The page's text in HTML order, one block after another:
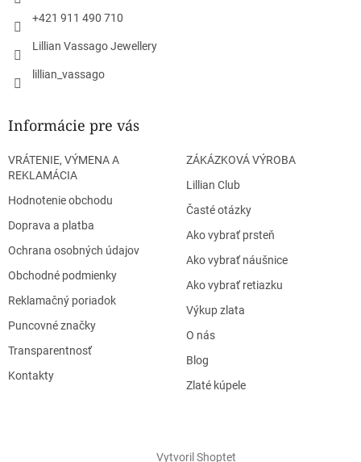
+421 911 490 710
Lillian Vassago Jewellery
lillian_vassago
Informácie pre vás
VRÁTENIE, VÝMENA A
REKLAMÁCIA
Hodnotenie obchodu
Doprava a platba
Ochrana osobných údajov
Obchodné podmienky
Reklamačný poriadok
Puncovné značky
Transparentnosť
Kontakty
ZÁKÁZKOVÁ VÝROBA
Lillian Club
Časté otázky
Ako vybrať prsteň
Ako vybrať náušnice
Ako vybrať retiazku
Výkup zlata
O nás
Blog
Zlaté kúpele
Vytvoril Shoptet